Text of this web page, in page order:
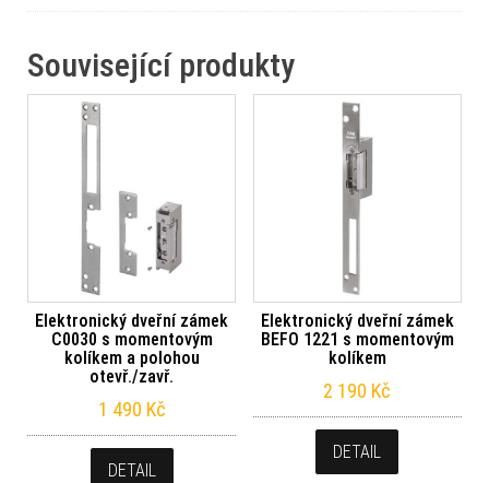
Související produkty
Elektronický dveřní zámek
C0030 s momentovým
kolíkem a polohou
otevř./zavř.
1 490 Kč
DETAIL
Elektronický dveřní zámek
BEFO 1221 s momentovým
kolíkem
2 190 Kč
DETAIL